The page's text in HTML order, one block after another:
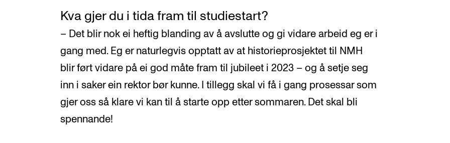
Kva gjer du i tida fram til studiestart?
– Det blir nok ei heftig blanding av å avslutte og gi vidare arbeid eg er i
gang med. Eg er naturlegvis opptatt av at historieprosjektet til NMH
blir ført vidare på ei god måte fram til jubileet i 2023 – og å setje seg
inn i saker ein rektor bør kunne. I tillegg skal vi få i gang prosessar som
gjer oss så klare vi kan til å starte opp etter sommaren. Det skal bli
spennande!